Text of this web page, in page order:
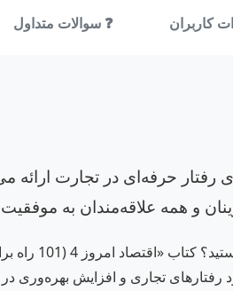
کاربران ❓ سوالات متداول
که 101 راهکار عملی برای رفتار
و همه علاقه‌مندان به
آیا به